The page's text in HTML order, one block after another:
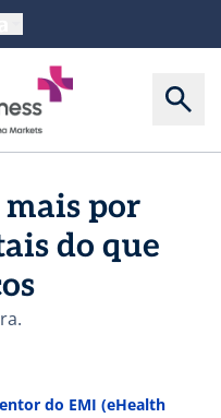
por
do que
do EMI (eHealth